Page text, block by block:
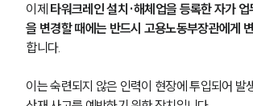
이제 타워크레인 설치·해체업을 등록한 자가
을 변경할 때에는 반드시 고용노동부장관에게
합니다.
이는 숙련되지 않은 인력이 현장에 투입되어 발